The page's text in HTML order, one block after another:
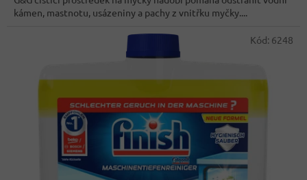
5
hvězdiček.
kámen, mastnotu, usázeniny a pachy z vnitřku myčky....
Kód: 6248